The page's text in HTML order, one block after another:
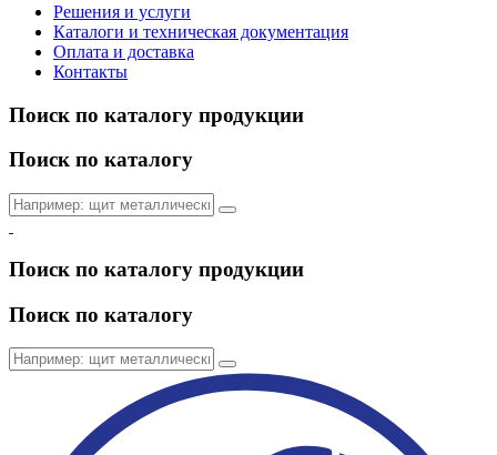
Решения и услуги
Каталоги и техническая документация
Оплата и доставка
Контакты
Поиск по каталогу продукции
Поиск по каталогу
Поиск по каталогу продукции
Поиск по каталогу